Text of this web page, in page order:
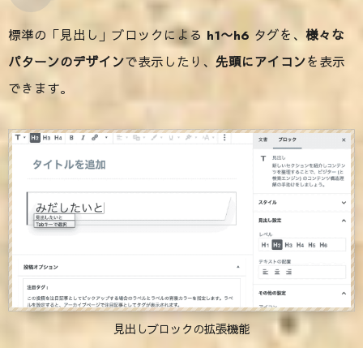
標準の「見出し」ブロックによる h1〜h6 タグを、 様々な
パターンのデザインで表示したり、 先頭にアイコンを表示
できます。
見出しブロックの拡張機能